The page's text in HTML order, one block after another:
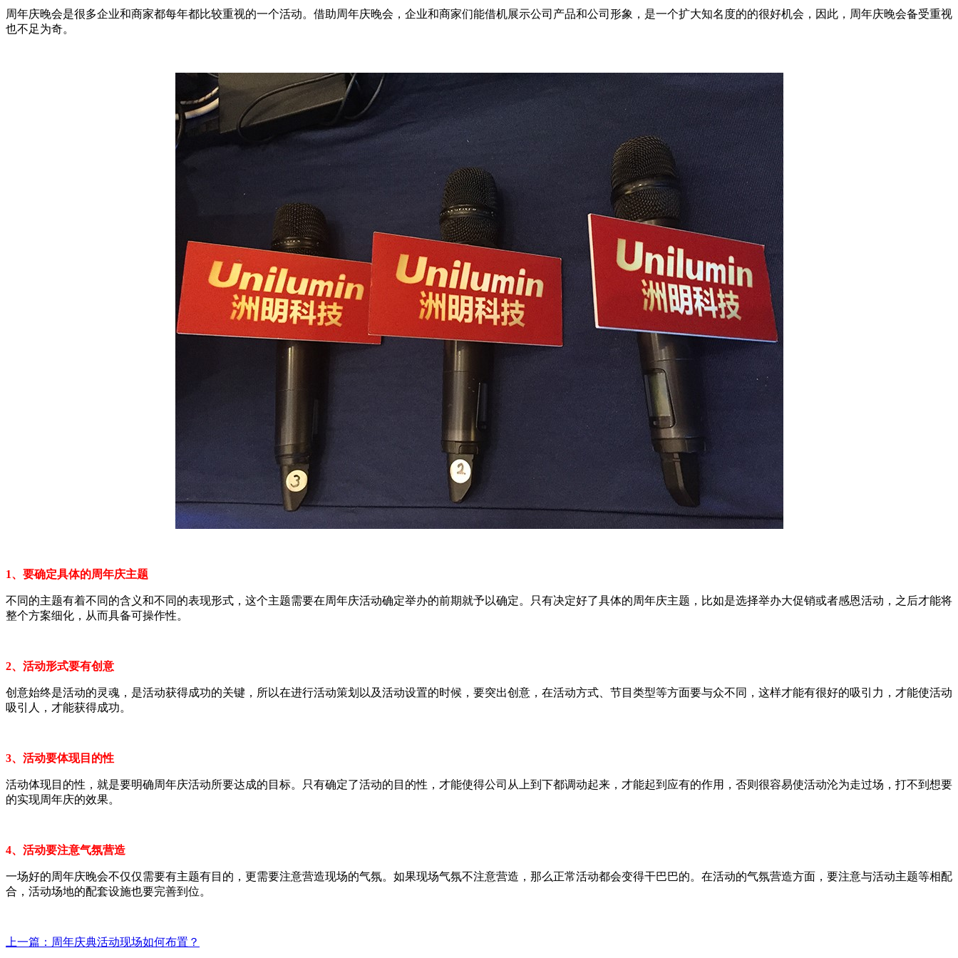
周年庆晚会是很多企业和商家都每年都比较重视的一个活动。借助周年庆晚会，企业和商家们能借机展示公司产品和公司形象，是一个扩大知名度的的很好机会，因此，周年庆晚会备受重视
也不足为奇。
1、要确定具体的周年庆主题
不同的主题有着不同的含义和不同的表现形式，这个主题需要在周年庆活动确定举办的前期就予以确定。只有决定好了具体的周年庆主题，比如是选择举办大促销或者感恩活动，之后才能将
整个方案细化，从而具备可操作性。
2、活动形式要有创意
创意始终是活动的灵魂，是活动获得成功的关键，所以在进行活动策划以及活动设置的时候，要突出创意，在活动方式、节目类型等方面要与众不同，这样才能有很好的吸引力，才能使活动
吸引人，才能获得成功。
3、活动要体现目的性
活动体现目的性，就是要明确周年庆活动所要达成的目标。只有确定了活动的目的性，才能使得公司从上到下都调动起来，才能起到应有的作用，否则很容易使活动沦为走过场，打不到想要
的实现周年庆的效果。
4、活动要注意气氛营造
一场好的周年庆晚会不仅仅需要有主题有目的，更需要注意营造现场的气氛。如果现场气氛不注意营造，那么正常活动都会变得干巴巴的。在活动的气氛营造方面，要注意与活动主题等相配
合，活动场地的配套设施也要完善到位。
上一篇：周年庆典活动现场如何布置？